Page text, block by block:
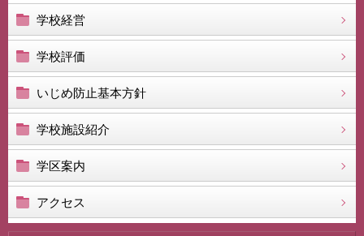
学校経営
学校評価
いじめ防止基本方針
学校施設紹介
学区案内
アクセス